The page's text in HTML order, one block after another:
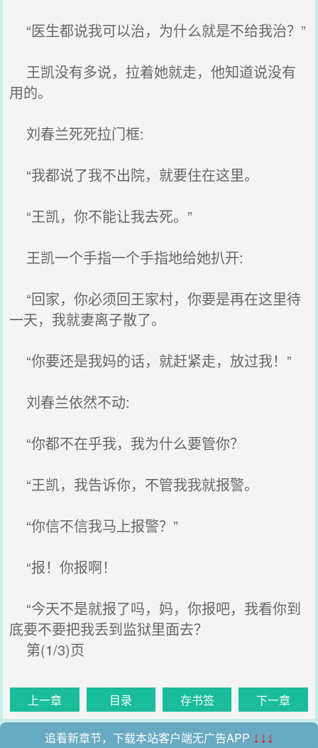
“医生都说我可以治，为什么就是不给我治？”
王凯没有多说，拉着她就走，他知道说没有
用的。
刘春兰死死拉门框:
“我都说了我不出院，就要住在这里。
“王凯，你不能让我去死。”
王凯一个手指一个手指地给她扒开:
“回家，你必须回王家村，你要是再在这里待
一天，我就妻离子散了。
“你要还是我妈的话，就赶紧走，放过我！”
刘春兰依然不动:
“你都不在乎我，我为什么要管你？
“王凯，我告诉你，不管我我就报警。
“你信不信我马上报警？”
“报！你报啊！
“今天不是就报了吗，妈，你报吧，我看你到
底要不要把我丢到监狱里面去？
第(1/3)页
上一章 目录 存书签 下一章
追看新章节，下载本站客户端无广告APP ↓↓↓